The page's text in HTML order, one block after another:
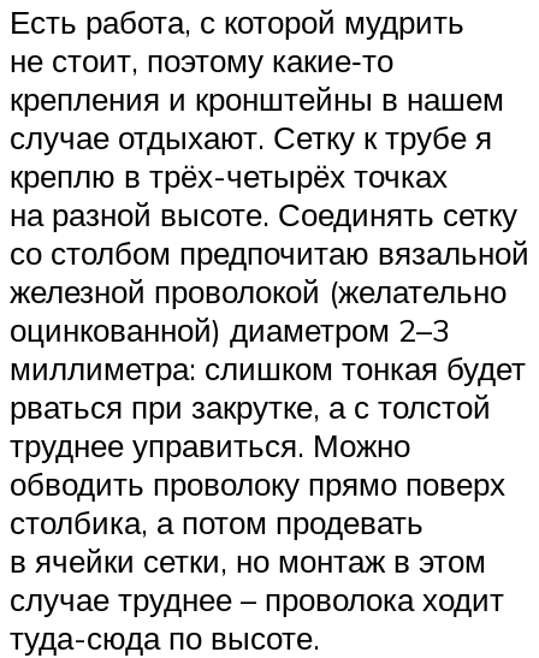
Есть работа, с которой мудрить
не стоит, поэтому какие‑то
крепления и кронштейны в нашем
случае отдыхают. Сетку к трубе я
креплю в трёх-четырёх точках
на разной высоте. Соединять сетку
со столбом предпочитаю вязальной
железной проволокой (желательно
оцинкованной) диаметром 2–3
миллиметра: слишком тонкая будет
рваться при закрутке, а с толстой
труднее управиться. Можно
обводить проволоку прямо поверх
столбика, а потом продевать
в ячейки сетки, но монтаж в этом
случае труднее – проволока ходит
туда-сюда по высоте.